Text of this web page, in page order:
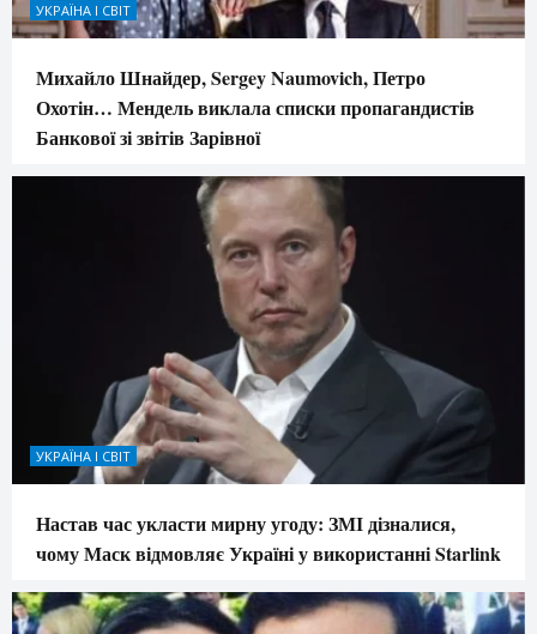
УКРАЇНА І СВІТ
Михайло Шнайдер, Sergey Naumovich, Петро
Охотін… Мендель виклала списки пропагандистів
Банкової зі звітів Зарівної
УКРАЇНА І СВІТ
Настав час укласти мирну угоду: ЗМІ дізналися,
чому Маск відмовляє Україні у використанні Starlink